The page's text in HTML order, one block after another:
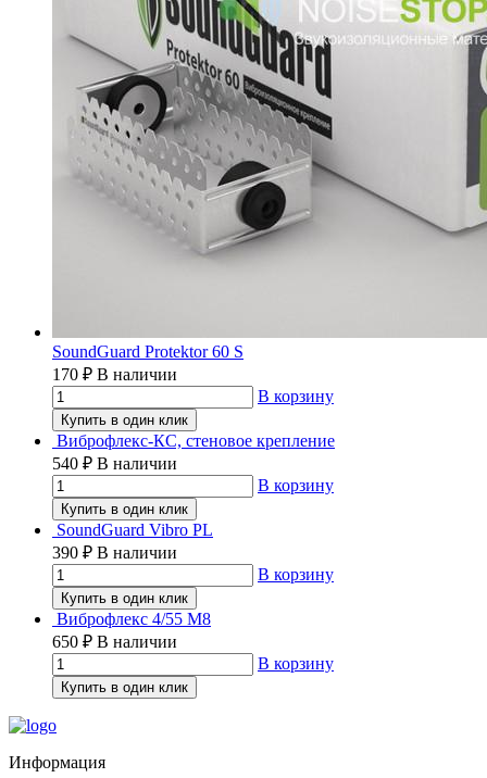
SoundGuard Protektor 60 S
170 ₽ В наличии
В корзину
Купить в один клик
Виброфлекс-КС, стеновое крепление
540 ₽ В наличии
В корзину
Купить в один клик
SoundGuard Vibro PL
390 ₽ В наличии
В корзину
Купить в один клик
Виброфлекс 4/55 М8
650 ₽ В наличии
В корзину
Купить в один клик
Информация